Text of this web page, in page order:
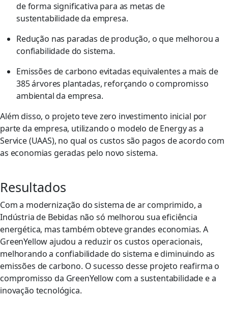
de forma significativa para as metas de
sustentabilidade da empresa.
Redução nas paradas de produção, o que melhorou a
confiabilidade do sistema.
Emissões de carbono evitadas equivalentes a mais de
385 árvores plantadas, reforçando o compromisso
ambiental da empresa.
Além disso, o projeto teve zero investimento inicial por
parte da empresa, utilizando o modelo de Energy as a
Service (UAAS), no qual os custos são pagos de acordo com
as economias geradas pelo novo sistema.
Resultados
Com a modernização do sistema de ar comprimido, a
Indústria de Bebidas não só melhorou sua eficiência
energética, mas também obteve grandes economias. A
GreenYellow ajudou a reduzir os custos operacionais,
melhorando a confiabilidade do sistema e diminuindo as
emissões de carbono. O sucesso desse projeto reafirma o
compromisso da GreenYellow com a sustentabilidade e a
inovação tecnológica.